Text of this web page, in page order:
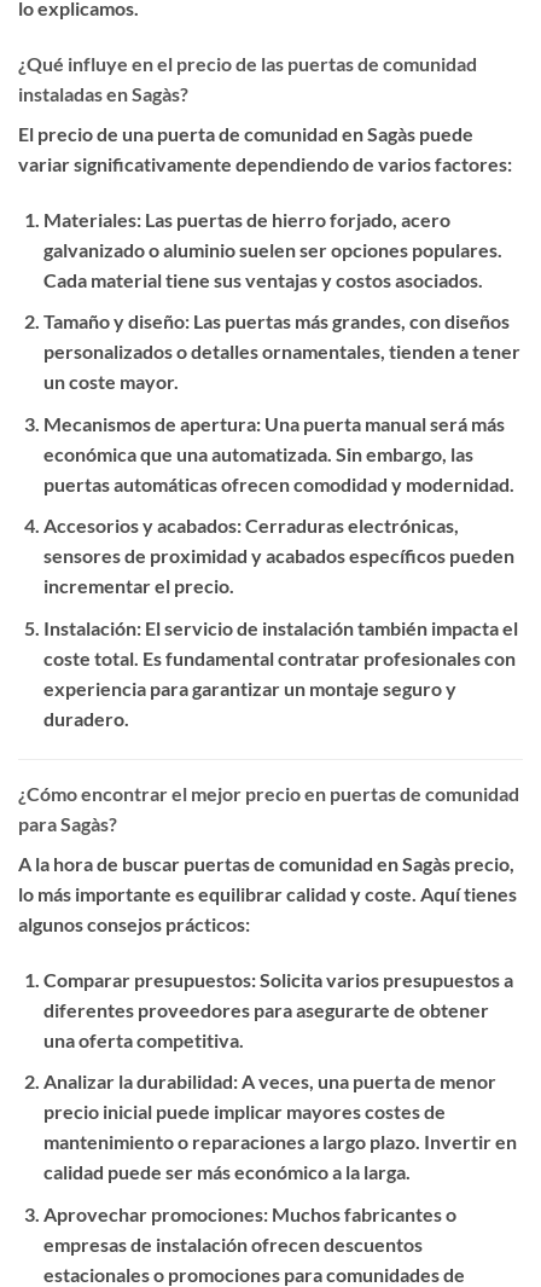
lo explicamos.
¿Qué influye en el precio de las puertas de comunidad
instaladas en Sagàs?
El precio de una puerta de comunidad en Sagàs puede
variar significativamente dependiendo de varios factores:
Materiales: Las puertas de hierro forjado, acero
galvanizado o aluminio suelen ser opciones populares.
Cada material tiene sus ventajas y costos asociados.
Tamaño y diseño: Las puertas más grandes, con diseños
personalizados o detalles ornamentales, tienden a tener
un coste mayor.
Mecanismos de apertura: Una puerta manual será más
económica que una automatizada. Sin embargo, las
puertas automáticas ofrecen comodidad y modernidad.
Accesorios y acabados: Cerraduras electrónicas,
sensores de proximidad y acabados específicos pueden
incrementar el precio.
Instalación: El servicio de instalación también impacta el
coste total. Es fundamental contratar profesionales con
experiencia para garantizar un montaje seguro y
duradero.
¿Cómo encontrar el mejor precio en puertas de comunidad
para Sagàs?
A la hora de buscar puertas de comunidad en Sagàs precio,
lo más importante es equilibrar calidad y coste. Aquí tienes
algunos consejos prácticos:
Comparar presupuestos: Solicita varios presupuestos a
diferentes proveedores para asegurarte de obtener
una oferta competitiva.
Analizar la durabilidad: A veces, una puerta de menor
precio inicial puede implicar mayores costes de
mantenimiento o reparaciones a largo plazo. Invertir en
calidad puede ser más económico a la larga.
Aprovechar promociones: Muchos fabricantes o
empresas de instalación ofrecen descuentos
estacionales o promociones para comunidades de